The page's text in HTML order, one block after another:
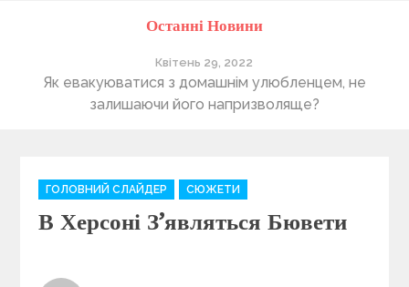
Останні Новини
Квітень 29, 2022
Як евакуюватися з домашнім улюбленцем, не
залишаючи його напризволяще?
C
a
ГОЛОВНИЙ СЛАЙДЕР СЮЖЕТИ
В Херсоні З’являться Бювети